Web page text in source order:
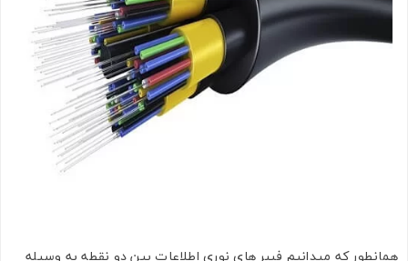
همانطور که میدانیم فیبر های نوری اطلاعات بین دو نقطه به وسیله